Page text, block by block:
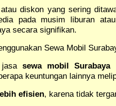
diskon yang sering
pada musim liburan
secara signifikan.
Sewa Mobil
jasa sewa mobil Surabaya
keuntungan lainnya
efisien, karena tidak